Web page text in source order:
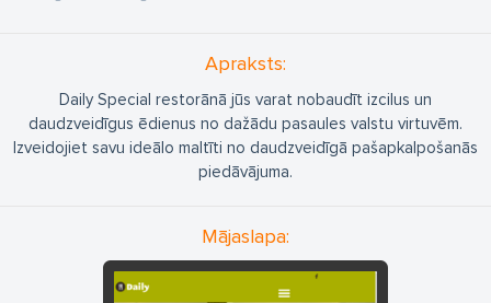
Apraksts:
Daily Special restorānā jūs varat nobaudīt izcilus un
daudzveidīgus ēdienus no dažādu pasaules valstu virtuvēm.
Izveidojiet savu ideālo maltīti no daudzveidīgā pašapkalpošanās
piedāvājuma.
Mājaslapa: